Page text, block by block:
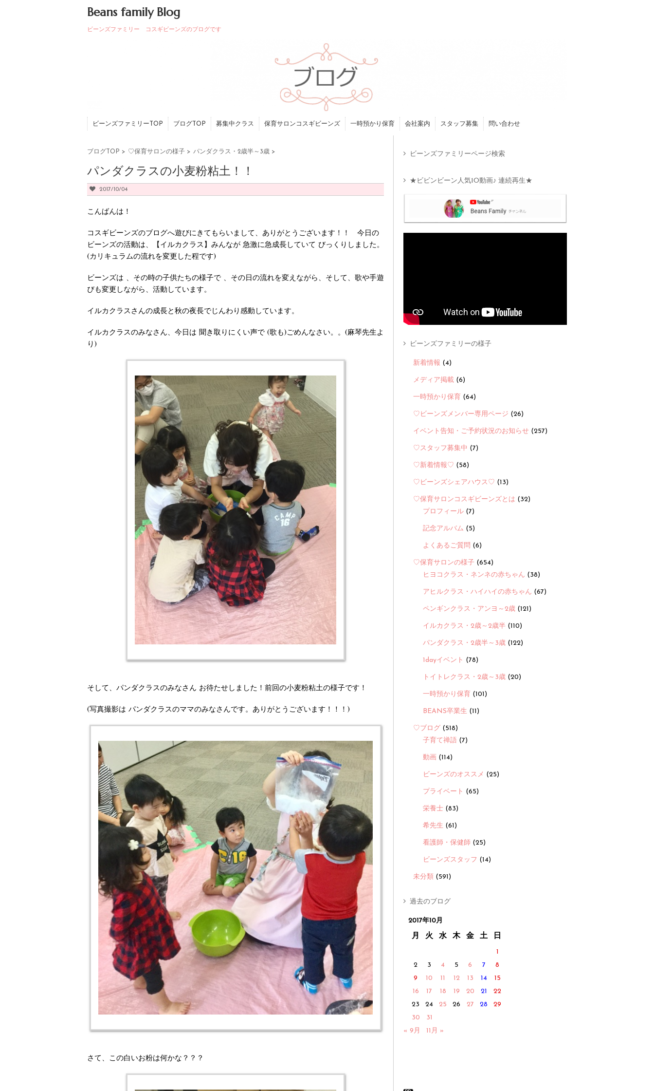
Beans family Blog
ビーンズファミリー コスギビーンズのブログです
ビーンズファミリーTOP ブログTOP 募集中クラス 保育サロンコスギビーンズ 一時預かり保育 会社案内 スタッフ募集 問い合わせ
ブログTOP > ♡保育サロンの様子 > パンダクラス・2歳半～3歳 >
パンダクラスの小麦粉粘土！！
2017/10/04
こんばんは！
コスギビーンズのブログへ遊びにきてもらいまして、ありがとうございます！！ 今日の
ビーンズの活動は、【イルカクラス】みんなが 急激に急成長していて びっくりしました。
(カリキュラムの流れを変更した程です)
ビーンズは 、その時の子供たちの様子で 、その日の流れを変えながら、そして、歌や手遊
びも変更しながら、活動しています。
イルカクラスさんの成長と秋の夜長でじんわり感動しています。
イルカクラスのみなさん、今日は 聞き取りにくい声で (歌も)ごめんなさい。。(麻琴先生よ
り)
そして、パンダクラスのみなさん お待たせしました！前回の小麦粉粘土の様子です！
(写真撮影は パンダクラスのママのみなさんです。ありがとうございます！！！)
さて、この白いお粉は何かな？？？
ビーンズファミリーページ検索
★ビビンビーン人気10動画♪ 連続再生★
ビーンズファミリーの様子
新着情報 (4)
メディア掲載 (6)
一時預かり保育 (64)
♡ビーンズメンバー専用ページ (26)
イベント告知・ご予約状況のお知らせ (257)
♡スタッフ募集中 (7)
♡新着情報♡ (58)
♡ビーンズシェアハウス♡ (13)
♡保育サロンコスギビーンズとは (32)
プロフィール (7)
記念アルバム (5)
よくあるご質問 (6)
♡保育サロンの様子 (654)
ヒヨコクラス・ネンネの赤ちゃん (38)
アヒルクラス・ハイハイの赤ちゃん (67)
ペンギンクラス・アンヨ～2歳 (121)
イルカクラス・2歳～2歳半 (110)
パンダクラス・2歳半～3歳 (122)
1dayイベント (78)
トイトレクラス・2歳～3歳 (20)
一時預かり保育 (101)
BEANS卒業生 (11)
♡ブログ (518)
子育て禅語 (7)
動画 (114)
ビーンズのオススメ (25)
プライベート (65)
栄養士 (83)
希先生 (61)
看護師・保健師 (25)
ビーンズスタッフ (14)
未分類 (591)
過去のブログ
2017年10月
月 火 水 木 金 土 日
1
2
3 4 5 6 7
8
9
10 11 12 13 14
15
16
17 18 19 20 21
22
23
24 25 26 27 28
29
30
31
« 9月
11月 »